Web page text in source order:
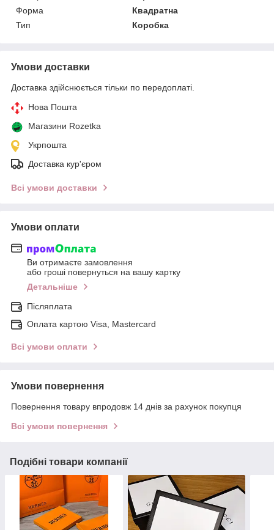
Форма
Квадратна
Тип
Коробка
Умови доставки
Доставка здійснюється тільки по передоплаті.
Нова Пошта
Магазини Rozetka
Укрпошта
Доставка кур'єром
Всі умови доставки
Умови оплати
Ви отримаєте замовлення
або гроші повернуться на вашу картку
Детальніше
Післяплата
Оплата картою Visa, Mastercard
Всі умови оплати
Умови повернення
Повернення товару впродовж 14 днів за рахунок покупця
Всі умови повернення
Подібні товари компанії